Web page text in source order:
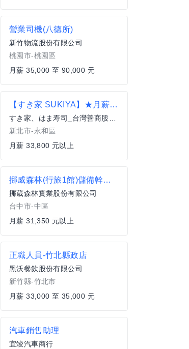
營業司機(八德所)
新竹物流股份有限公司
桃園市-桃園區
月薪 35,000 至 90,000 元
【すき家 SUKIYA】★月薪33,800元(含全勤)★ 永和中正店 全職
すき家、はま寿司_台灣善商股份有限公司
新北市-永和區
月薪 33,800 元以上
挪威森林(行旅1館)儲備幹部 9H月休八天
挪葳森林實業股份有限公司
台中市-中區
月薪 31,350 元以上
正職人員-竹北縣政店
黑沃餐飲股份有限公司
新竹縣-竹北市
月薪 33,000 至 35,000 元
汽車銷售助理
宜竣汽車商行